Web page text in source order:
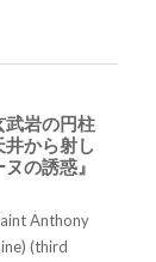
武岩の円柱
から射し
の誘惑』
Anthony
(third